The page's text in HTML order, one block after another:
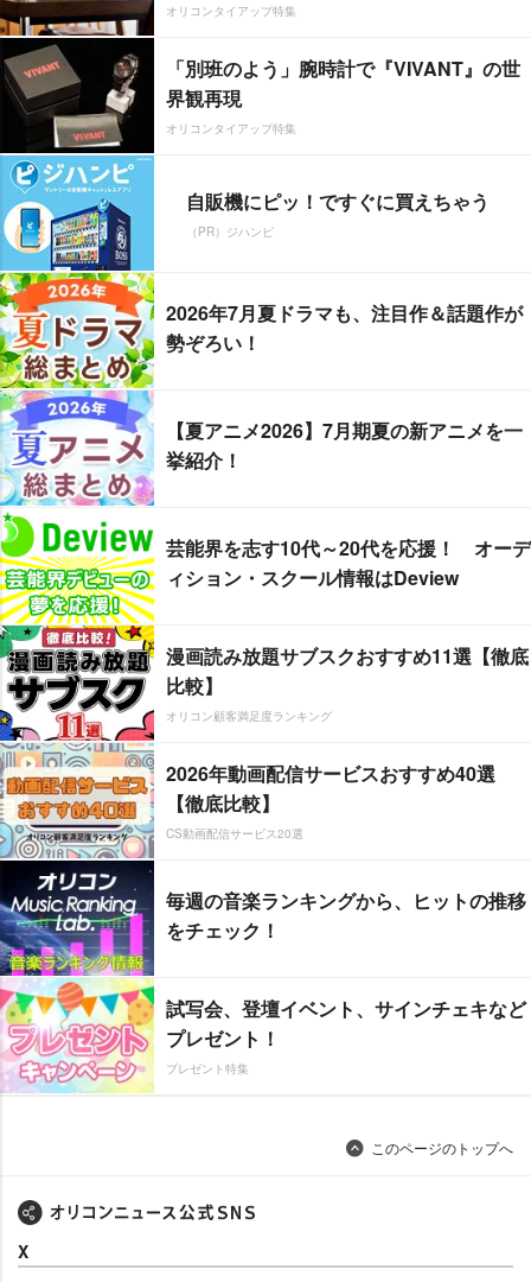
オリコンタイアップ特集
「別班のよう」腕時計で『VIVANT』の世
界観再現
オリコンタイアップ特集
自販機にピッ！ですぐに買えちゃう
（PR）ジハンピ
2026年7月夏ドラマも、注目作＆話題作が
勢ぞろい！
【夏アニメ2026】7月期夏の新アニメを一
挙紹介！
芸能界を志す10代～20代を応援！ オーデ
ィション・スクール情報はDeview
漫画読み放題サブスクおすすめ11選【徹底
比較】
オリコン顧客満足度ランキング
2026年動画配信サービスおすすめ40選
【徹底比較】
CS動画配信サービス20選
毎週の音楽ランキングから、ヒットの推移
をチェック！
試写会、登壇イベント、サインチェキなど
プレゼント！
プレゼント特集
このページのトップへ
X